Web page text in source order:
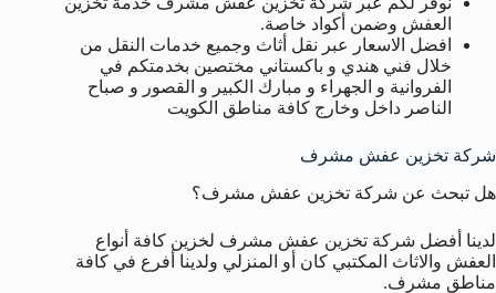
العفش وضمن أكواد خاصة.
افضل الاسعار عبر نقل أثاث وجميع خدمات النقل من
خلال فني هندي و باكستاني مختصين بخدمتكم في
الفروانية و الجهراء و مبارك الكبير و القصور و صباح
الناصر داخل وخارج كافة مناطق الكويت
شركة تخزين عفش مشرف
هل تبحث عن شركة تخزين عفش مشرف؟
لدينا أفضل شركة تخزين عفش مشرف لخزين كافة أنواع
العفش والاثاث المكتبي كان أو المنزلي ولدينا أفرع في كافة
مناطق مشرف.